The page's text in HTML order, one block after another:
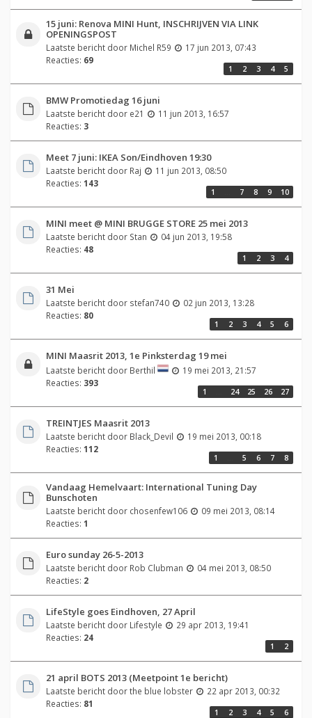
15 juni: Renova MINI Hunt, INSCHRIJVEN VIA LINK
OPENINGSPOST
Laatste bericht door Michel R59
17 jun 2013, 07:43
Reacties: 69
1 2 3 4 5
BMW Promotiedag 16 juni
Laatste bericht door e21
11 jun 2013, 16:57
Reacties: 3
Meet 7 juni: IKEA Son/Eindhoven 19:30
Laatste bericht door Raj
11 jun 2013, 08:50
Reacties: 143
1 7 8 9 10
MINI meet @ MINI BRUGGE STORE 25 mei 2013
Laatste bericht door Stan
04 jun 2013, 19:58
Reacties: 48
1 2 3 4
31 Mei
Laatste bericht door stefan740
02 jun 2013, 13:28
Reacties: 80
1 2 3 4 5 6
MINI Maasrit 2013, 1e Pinksterdag 19 mei
Laatste bericht door Berthil
19 mei 2013, 21:57
Reacties: 393
1 24 25 26 27
TREINTJES Maasrit 2013
Laatste bericht door Black_Devil
19 mei 2013, 00:18
Reacties: 112
1 5 6 7 8
Vandaag Hemelvaart: International Tuning Day
Bunschoten
Laatste bericht door chosenfew106
09 mei 2013, 08:14
Reacties: 1
Euro sunday 26-5-2013
Laatste bericht door Rob Clubman
04 mei 2013, 08:50
Reacties: 2
LifeStyle goes Eindhoven, 27 April
Laatste bericht door Lifestyle
29 apr 2013, 19:41
Reacties: 24
1 2
21 april BOTS 2013 (Meetpoint 1e bericht)
Laatste bericht doorthe blue lobster
22 apr 2013, 00:32
Reacties: 81
1 2 3 4 5 6